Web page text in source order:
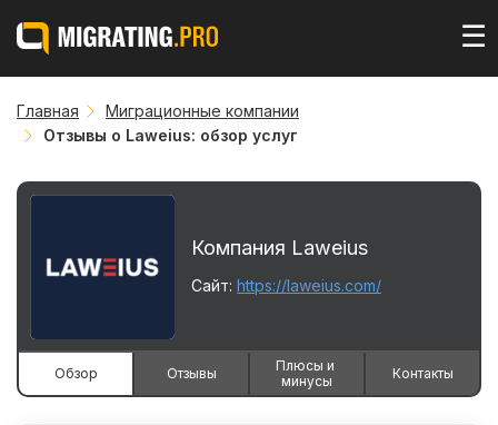
☰
Главная
Миграционные компании
Отзывы о Laweius: обзор услуг
Компания Laweius
Сайт: https://laweius.com/
Обзор Отзывы
Плюсы и
минусы
Контакты